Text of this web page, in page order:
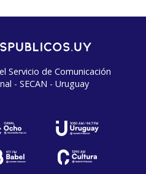
Servicio de Comunicación
- SECAN - Uruguay